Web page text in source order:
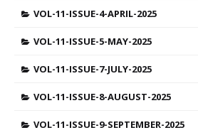
VOL-11-ISSUE-4-APRIL-2025
VOL-11-ISSUE-5-MAY-2025
VOL-11-ISSUE-7-JULY-2025
VOL-11-ISSUE-8-AUGUST-2025
VOL-11-ISSUE-9-SEPTEMBER-2025